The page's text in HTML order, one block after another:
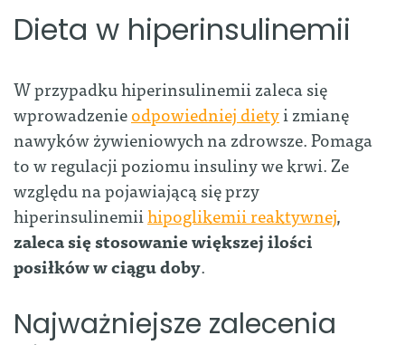
Dieta w hiperinsulinemii
W przypadku hiperinsulinemii zaleca się
wprowadzenieodpowiedniej dietyi zmianę
nawyków żywieniowych na zdrowsze. Pomaga
to w regulacji poziomu insuliny we krwi. Ze
względu na pojawiającą się przy
hiperinsulinemiihipoglikemii reaktywnej,
zaleca się stosowanie większej ilości
posiłków w ciągu doby.
Najważniejsze zalecenia